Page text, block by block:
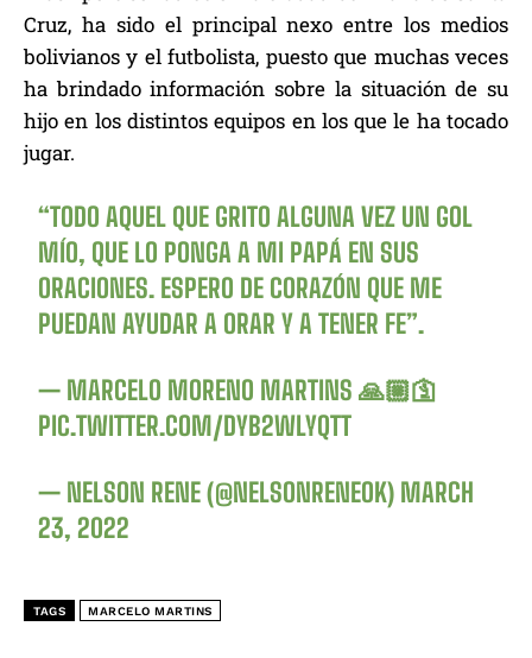
Cruz, ha sido el principal nexo entre los medios
bolivianos y el futbolista, puesto que muchas veces
ha brindado información sobre la situación de su
hijo en los distintos equipos en los que le ha tocado
jugar.
“TODO AQUEL QUE GRITO ALGUNA VEZ UN GOL
MÍO, QUE LO PONGA A MI PAPÁ EN SUS
ORACIONES. ESPERO DE CORAZÓN QUE ME
PUEDAN AYUDAR A ORAR Y A TENER FE”.
— MARCELO MORENO MARTINS 🙏🏼🛐
PIC.TWITTER.COM/DYB2WLYQTT
— NELSON RENE (@NELSONRENEOK) MARCH
23, 2022
TAGS MARCELO MARTINS